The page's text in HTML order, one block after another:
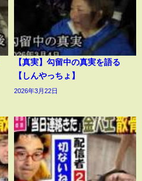
【真実】勾留中の真実を語る
【しんやっちょ】
2026年3月22日